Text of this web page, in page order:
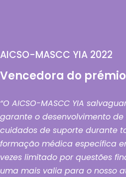
AICSO-MASCC YIA 2022
Vencedora do prémio
“O AICSO-MASCC YIA
garante o desenvolvimento de
cuidados de suporte durante
formação médica específica
vezes limitado por questões
uma mais valia para o nosso